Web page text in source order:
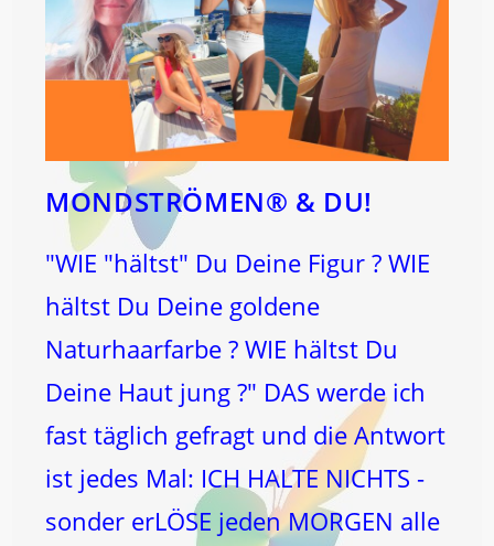
MONDSTRÖMEN® & DU!
"WIE "hältst" Du Deine Figur ? WIE
hältst Du Deine goldene
Naturhaarfarbe ? WIE hältst Du
Deine Haut jung ?" DAS werde ich
fast täglich gefragt und die Antwort
ist jedes Mal: ICH HALTE NICHTS -
sonder erLÖSE jeden MORGEN alle